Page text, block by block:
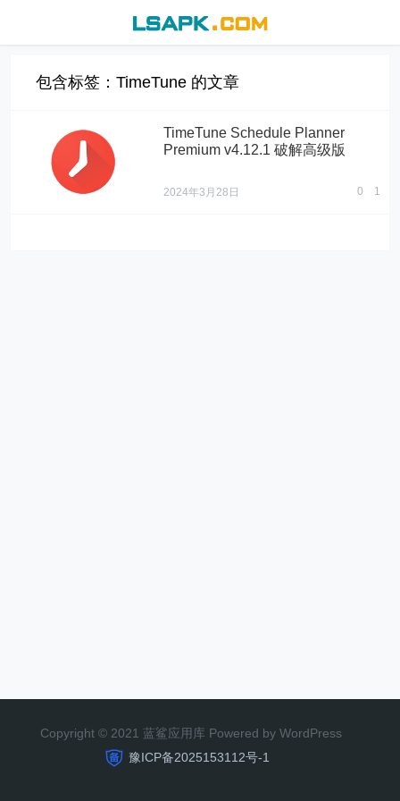
包含标签：TimeTune 的文章
TimeTune Schedule Planner
Premium v4.12.1 破解高级版
2024年3月28日 0 1
Copyright © 2021 蓝鲨应用库 Powered by WordPress
豫ICP备2025153112号-1